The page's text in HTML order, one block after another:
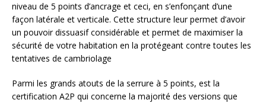
niveau de 5 points d’ancrage et ceci, en s’enfonçant d’une
façon latérale et verticale. Cette structure leur permet d’avoir
un pouvoir dissuasif considérable et permet de maximiser la
sécurité de votre habitation en la protégeant contre toutes les
tentatives de cambriolage
Parmi les grands atouts de la serrure à 5 points, est la
certification A2P qui concerne la majorité des versions que